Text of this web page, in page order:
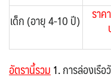
เด็ก (อายุ 4-10 ปี)
รา
อัตรานี้รวม1.การล่องเรื